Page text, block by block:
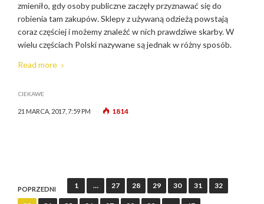
zmieniło, gdy osoby publiczne zaczęły przyznawać się do
robienia tam zakupów. Sklepy z używaną odzieżą powstają
coraz częściej i możemy znaleźć w nich prawdziwe skarby. W
wielu częściach Polski nazywane są jednak w różny sposób.
Read more
CIEKAWE
21 MARCA, 2017, 7:59 PM 1814
N
POPRZEDNI 1 … 27 28 29 30 31 32